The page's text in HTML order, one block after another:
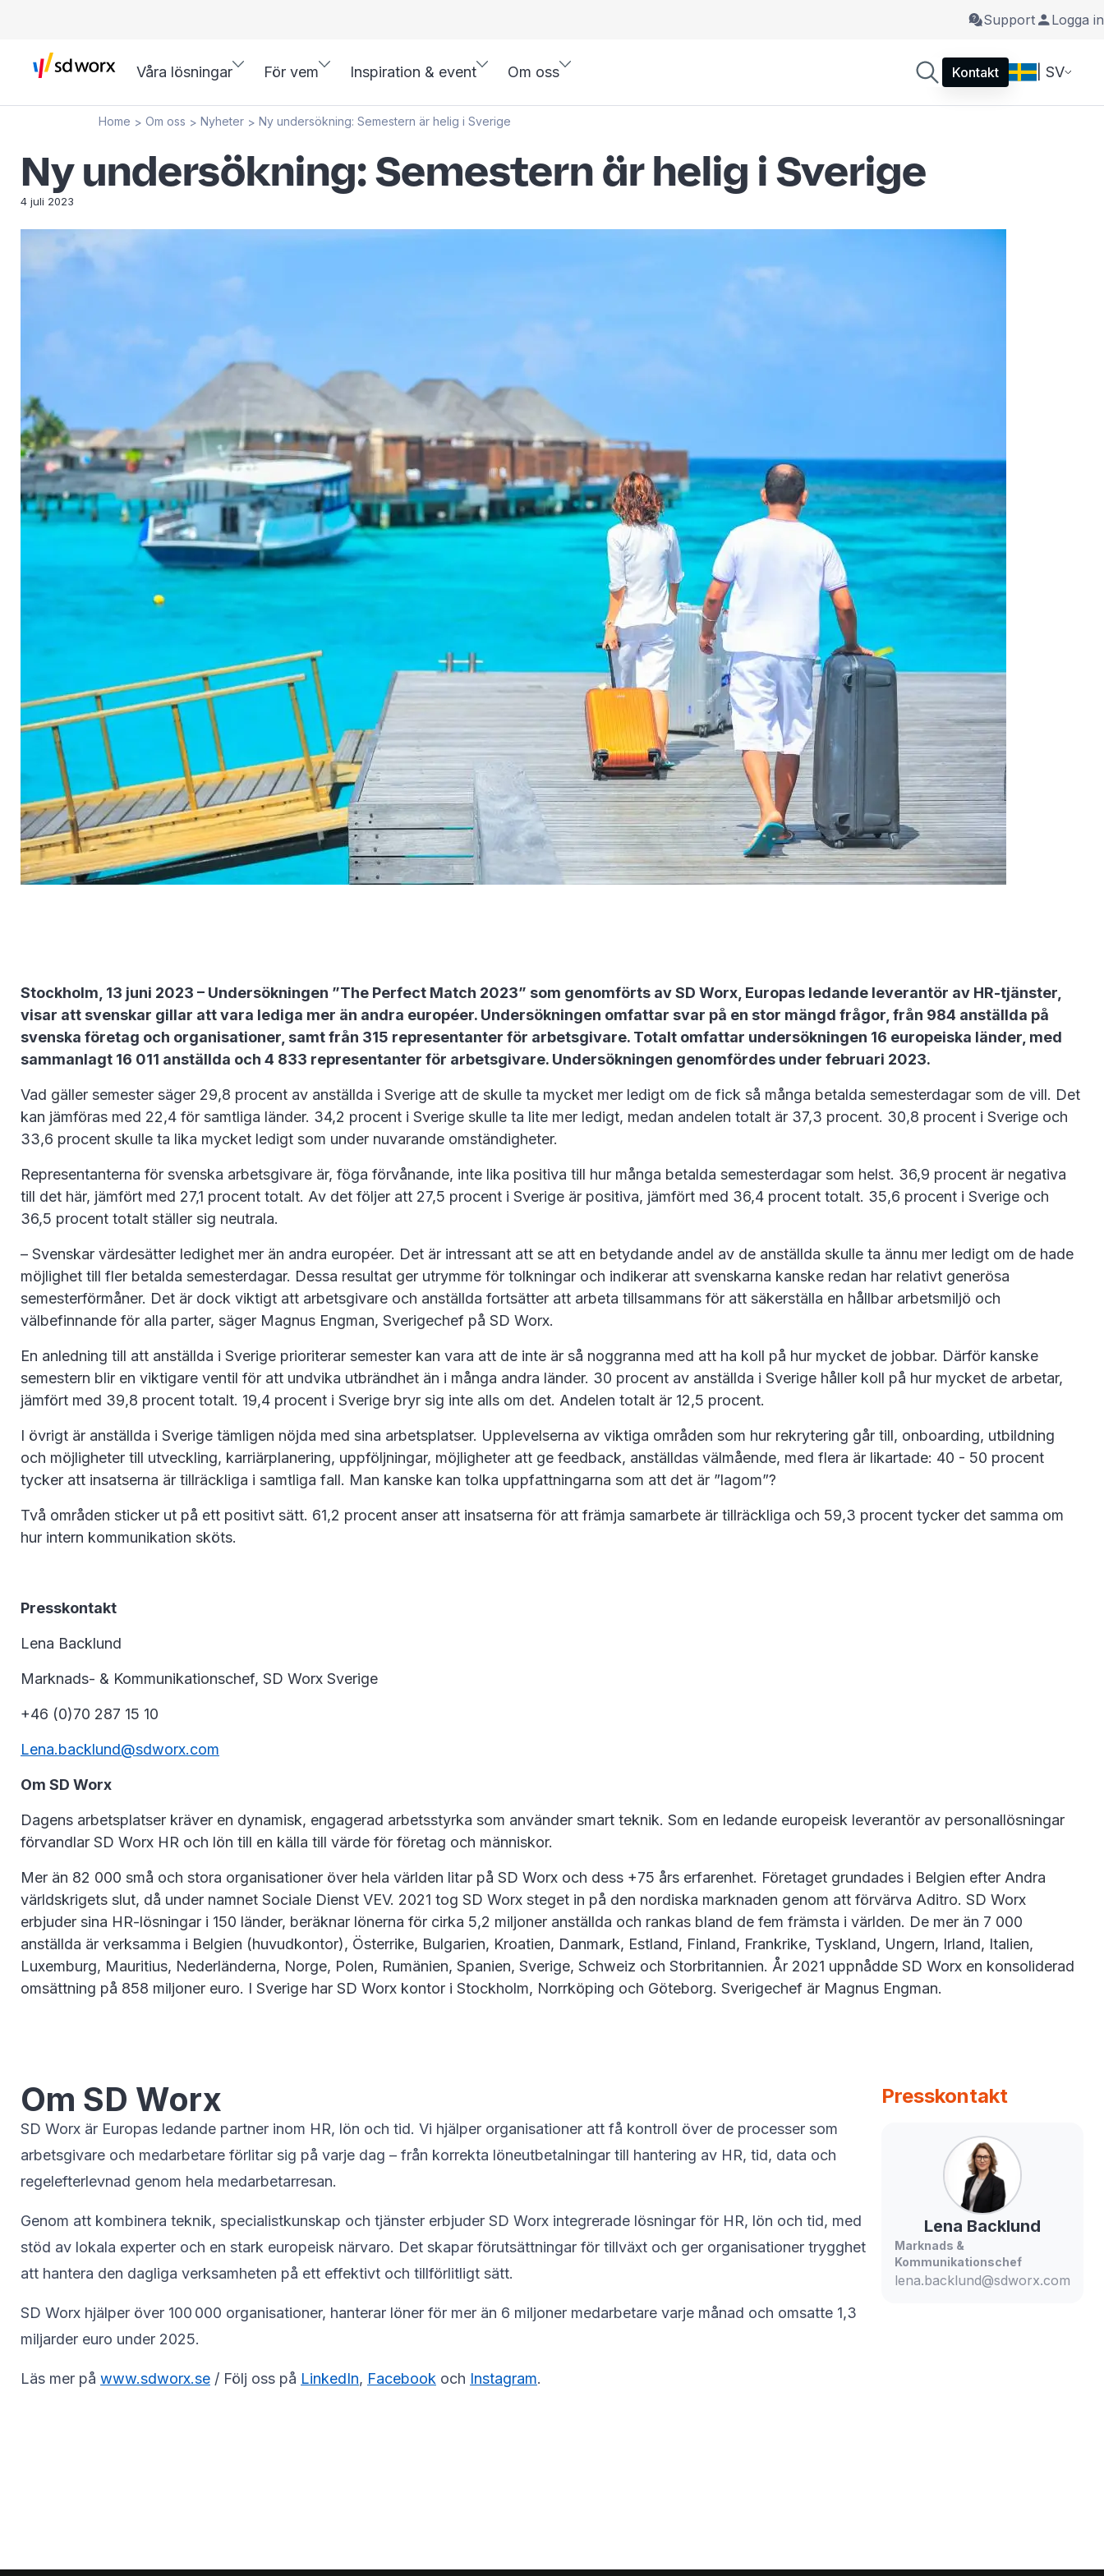
Support Logga in
Våra lösningar För vem Inspiration & event Om oss Kontakt | SV
Home > Om oss > Nyheter > Ny undersökning: Semestern är helig i Sverige
Ny undersökning: Semestern är helig i Sverige
4 juli 2023
Stockholm, 13 juni 2023 – Undersökningen ”The Perfect Match 2023” som genomförts av SD Worx, Europas ledande leverantör av HR-tjänster,
visar att svenskar gillar att vara lediga mer än andra européer. Undersökningen omfattar svar på en stor mängd frågor, från 984 anställda på
svenska företag och organisationer, samt från 315 representanter för arbetsgivare. Totalt omfattar undersökningen 16 europeiska länder, med
sammanlagt 16 011 anställda och 4 833 representanter för arbetsgivare. Undersökningen genomfördes under februari 2023.
Vad gäller semester säger 29,8 procent av anställda i Sverige att de skulle ta mycket mer ledigt om de fick så många betalda semesterdagar som de vill. Det
kan jämföras med 22,4 för samtliga länder. 34,2 procent i Sverige skulle ta lite mer ledigt, medan andelen totalt är 37,3 procent. 30,8 procent i Sverige och
33,6 procent skulle ta lika mycket ledigt som under nuvarande omständigheter.
Representanterna för svenska arbetsgivare är, föga förvånande, inte lika positiva till hur många betalda semesterdagar som helst. 36,9 procent är negativa
till det här, jämfört med 27,1 procent totalt. Av det följer att 27,5 procent i Sverige är positiva, jämfört med 36,4 procent totalt. 35,6 procent i Sverige och
36,5 procent totalt ställer sig neutrala.
– Svenskar värdesätter ledighet mer än andra européer. Det är intressant att se att en betydande andel av de anställda skulle ta ännu mer ledigt om de hade
möjlighet till fler betalda semesterdagar. Dessa resultat ger utrymme för tolkningar och indikerar att svenskarna kanske redan har relativt generösa
semesterförmåner. Det är dock viktigt att arbetsgivare och anställda fortsätter att arbeta tillsammans för att säkerställa en hållbar arbetsmiljö och
välbefinnande för alla parter, säger Magnus Engman, Sverigechef på SD Worx.
En anledning till att anställda i Sverige prioriterar semester kan vara att de inte är så noggranna med att ha koll på hur mycket de jobbar. Därför kanske
semestern blir en viktigare ventil för att undvika utbrändhet än i många andra länder. 30 procent av anställda i Sverige håller koll på hur mycket de arbetar,
jämfört med 39,8 procent totalt. 19,4 procent i Sverige bryr sig inte alls om det. Andelen totalt är 12,5 procent.
I övrigt är anställda i Sverige tämligen nöjda med sina arbetsplatser. Upplevelserna av viktiga områden som hur rekrytering går till, onboarding, utbildning
och möjligheter till utveckling, karriärplanering, uppföljningar, möjligheter att ge feedback, anställdas välmående, med flera är likartade: 40 - 50 procent
tycker att insatserna är tillräckliga i samtliga fall. Man kanske kan tolka uppfattningarna som att det är ”lagom”?
Två områden sticker ut på ett positivt sätt. 61,2 procent anser att insatserna för att främja samarbete är tillräckliga och 59,3 procent tycker det samma om
hur intern kommunikation sköts.
Presskontakt
Lena Backlund
Marknads- & Kommunikationschef, SD Worx Sverige
+46 (0)70 287 15 10
Lena.backlund@sdworx.com
Om SD Worx
Dagens arbetsplatser kräver en dynamisk, engagerad arbetsstyrka som använder smart teknik. Som en ledande europeisk leverantör av personallösningar
förvandlar SD Worx HR och lön till en källa till värde för företag och människor.
Mer än 82 000 små och stora organisationer över hela världen litar på SD Worx och dess +75 års erfarenhet. Företaget grundades i Belgien efter Andra
världskrigets slut, då under namnet Sociale Dienst VEV. 2021 tog SD Worx steget in på den nordiska marknaden genom att förvärva Aditro. SD Worx
erbjuder sina HR-lösningar i 150 länder, beräknar lönerna för cirka 5,2 miljoner anställda och rankas bland de fem främsta i världen. De mer än 7 000
anställda är verksamma i Belgien (huvudkontor), Österrike, Bulgarien, Kroatien, Danmark, Estland, Finland, Frankrike, Tyskland, Ungern, Irland, Italien,
Luxemburg, Mauritius, Nederländerna, Norge, Polen, Rumänien, Spanien, Sverige, Schweiz och Storbritannien. År 2021 uppnådde SD Worx en konsoliderad
omsättning på 858 miljoner euro. I Sverige har SD Worx kontor i Stockholm, Norrköping och Göteborg. Sverigechef är Magnus Engman.
Om SD Worx
SD Worx är Europas ledande partner inom HR, lön och tid. Vi hjälper organisationer att få kontroll över de processer som
arbetsgivare och medarbetare förlitar sig på varje dag – från korrekta löneutbetalningar till hantering av HR, tid, data och
regelefterlevnad genom hela medarbetarresan.
Genom att kombinera teknik, specialistkunskap och tjänster erbjuder SD Worx integrerade lösningar för HR, lön och tid, med
stöd av lokala experter och en stark europeisk närvaro. Det skapar förutsättningar för tillväxt och ger organisationer trygghet
att hantera den dagliga verksamheten på ett effektivt och tillförlitligt sätt.
SD Worx hjälper över 100 000 organisationer, hanterar löner för mer än 6 miljoner medarbetare varje månad och omsatte 1,3
miljarder euro under 2025.
Läs mer på www.sdworx.se / Följ oss på LinkedIn, Facebook och Instagram.
Presskontakt
Lena Backlund
Marknads &
Kommunikationschef
lena.backlund@sdworx.com